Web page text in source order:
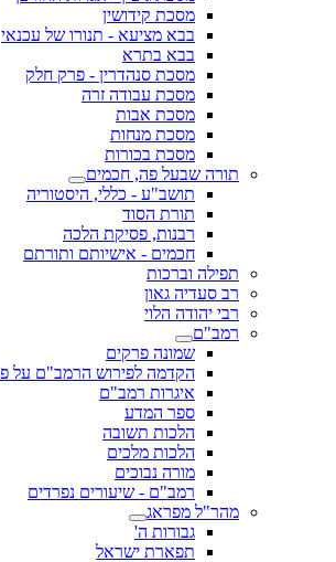
מסכת קידושין
בבא מציעא - תנורו של עכנאי
בבא בתרא
מסכת סנהדרין - פרק חלק
מסכת עבודה זרה
מסכת אבות
מסכת מנחות
מסכת בכורות
תורה שבעל פה, חכמים
תושב"ע - כללי, היסטוריה
תורת הסוד
רבנות, פסיקת הלכה
חכמים - אישיותם ותורתם
תפילה וברכות
רב סעדיה גאון
רבי יהודה הלוי
רמב"ם
שמונה פרקים
הקדמה לפירוש הרמב"ם על
איגרות רמב"ם
ספר המדע
הלכות תשובה
הלכות מלכים
מורה נבוכים
רמב"ם - שיעורים נפרדים
מהר"ל מפראג
גבורות ה'
תפארת ישראל